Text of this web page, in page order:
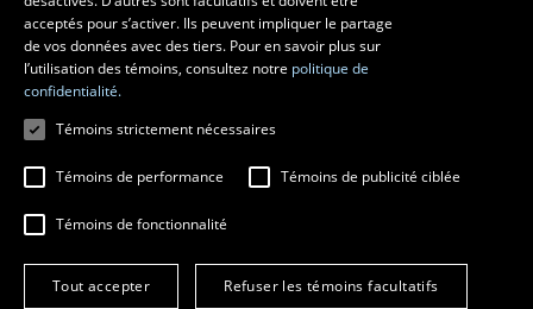
École de design
© 2026 Université Laval
Tous droits réservés
Conditions générales d'utilisation
acceptés pour s’activer. Ils peuvent impliquer le partage
de vos données avec des tiers. Pour en savoir plus sur
l’utilisation des témoins, consultez notre politique de
confidentialité.
Témoins strictement nécessaires
Témoins de performance Témoins de publicité ciblée
Témoins de fonctionnalité
Tout accepter Refuser les témoins facultatifs